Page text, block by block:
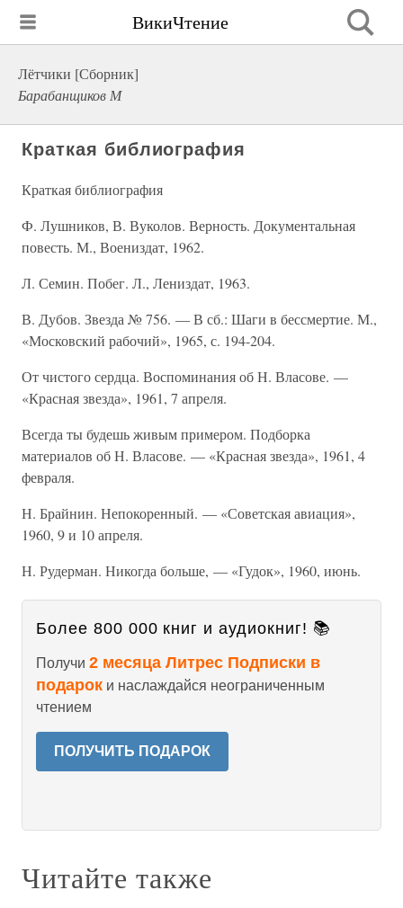
ВикиЧтение
Лётчики [Сборник]
Барабанщиков М
Краткая библиография
Краткая библиография
Ф. Лушников, В. Вуколов. Верность. Документальная
повесть. М., Воениздат, 1962.
Л. Семин. Побег. Л., Лениздат, 1963.
В. Дубов. Звезда № 756. — В сб.: Шаги в бессмертие. М.,
«Московский рабочий», 1965, с. 194-204.
От чистого сердца. Воспоминания об Н. Власове. —
«Красная звезда», 1961, 7 апреля.
Всегда ты будешь живым примером. Подборка
материалов об Н. Власове. — «Красная звезда», 1961, 4
февраля.
Н. Брайнин. Непокоренный. — «Советская авиация»,
1960, 9 и 10 апреля.
Н. Рудерман. Никогда больше, — «Гудок», 1960, июнь.
Более 800 000 книг и аудиокниг! 📚
Получи 2 месяца Литрес Подписки в
подарок и наслаждайся неограниченным
чтением
ПОЛУЧИТЬ ПОДАРОК
Читайте также